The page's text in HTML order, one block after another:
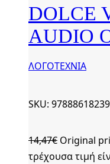
DOLCE
AUDIO
ΛΟΓΟΤΕΧΝΙΑ
SKU:
14,47€ Original
τρέχουσα τιμή